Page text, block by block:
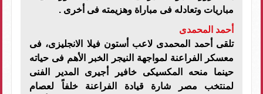
مباريات وتعادله فى مباراة وهزيمته فى أخرى .
أحمد المحمدى
تلقى أحمد المحمدى لاعب أستون فيلا الانجليزى، فى
معسكر الفراعنة لمواجهة النيجر الخبر الأهم فى حياته
حينما منحه المكسيكى خافير أجيرى المدير الفنى
لمنتخب مصر شارة قيادة الفراعنة خلفاً لعصام